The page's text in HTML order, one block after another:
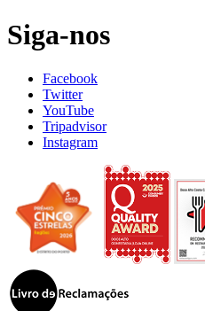
Siga-nos
Facebook
Twitter
YouTube
Tripadvisor
Instagram